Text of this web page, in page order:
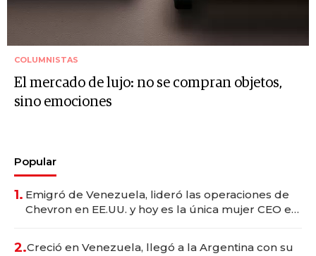
COLUMNISTAS
El mercado de lujo: no se compran objetos,
sino emociones
Popular
1. Emigró de Venezuela, lideró las operaciones de
Chevron en EE.UU. y hoy es la única mujer CEO en
2.Creció en Venezuela, llegó a la Argentina con su